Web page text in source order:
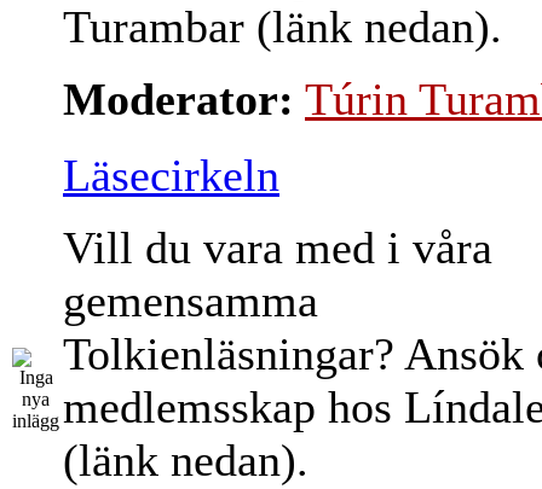
Turambar (länk nedan).
Moderator: Túrin
Läsecirkeln
Vill du vara med i våra
gemensamma
Tolkienläsningar? Ansök
medlemsskap hos
(länk nedan).